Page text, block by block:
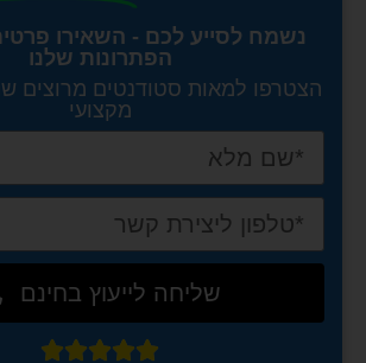
נשמח לסייע לכם - השאירו
הפתרונות שלנו
הצטרפו למאות סטודנטים מרוצים
מקצועי
שליחה לייעוץ בחינם




